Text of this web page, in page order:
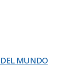
MUNDO